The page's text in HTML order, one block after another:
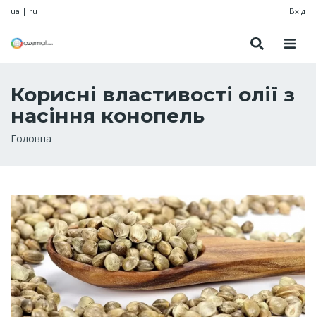
ua | ru Вхід
Корисні властивості олії з
насіння конопель
Рядок
Головна